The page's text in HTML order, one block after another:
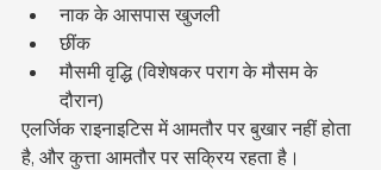
नाक के आसपास खुजली
छींक
मौसमी वृद्धि (विशेषकर पराग के मौसम के
दौरान)
एलर्जिक राइनाइटिस में आमतौर पर बुखार नहीं होता
है, और कुत्ता आमतौर पर सक्रिय रहता है।